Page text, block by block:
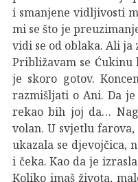
i smanjene vidljivosti
mi se što je
vidi se od oblaka. Ali ja
Približavam se Ćukinu
je skoro gotov.
razmišljati o Ani. Da
rekao bih joj da…
volan. U svjetlu farova,
ukazala se djevojčica,
i čeka. Kao da je
Koliko imaš života,